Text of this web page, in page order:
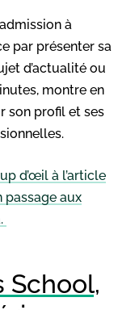
à
par présenter sa
d’actualité ou
montre en
son profil et ses
d’œil à l’article
passage aux
School,